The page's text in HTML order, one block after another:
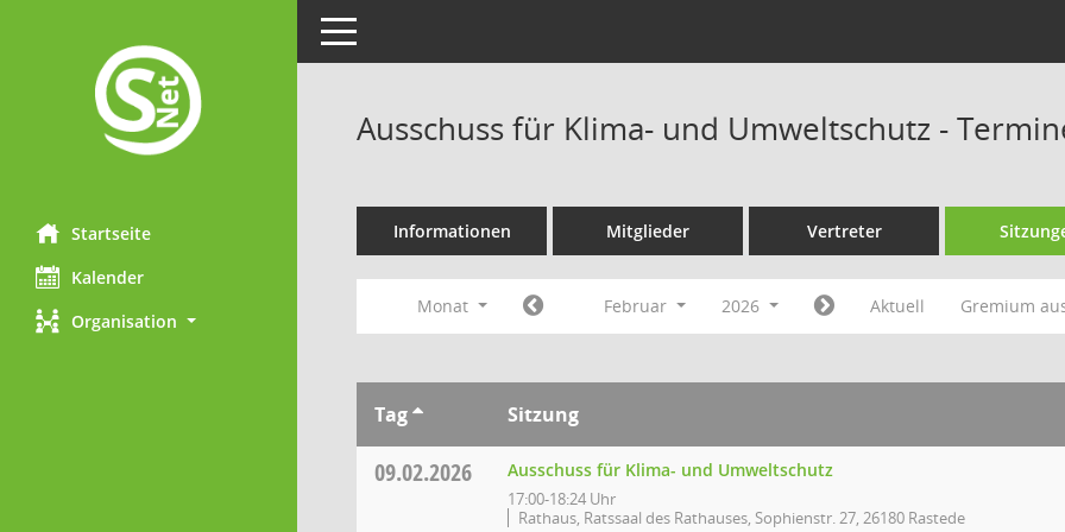
Startseite
Kalender
Organisation
Toggle navigation
Ausschuss für Klima- und Umweltschutz -
Informationen Mitglieder Vertreter
Monat Februar 2026 Aktuell Gremium
Tag Sitzung
09.02.2026 Ausschuss für Klima- und Umweltschutz
17:00-18:24 Uhr
Rathaus, Ratssaal des Rathauses, Sophienstr. 27, 26180 Rastede